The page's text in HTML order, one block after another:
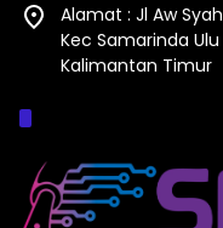
Alamat : Jl Aw
Kec Samarinda
Kalimantan Timur